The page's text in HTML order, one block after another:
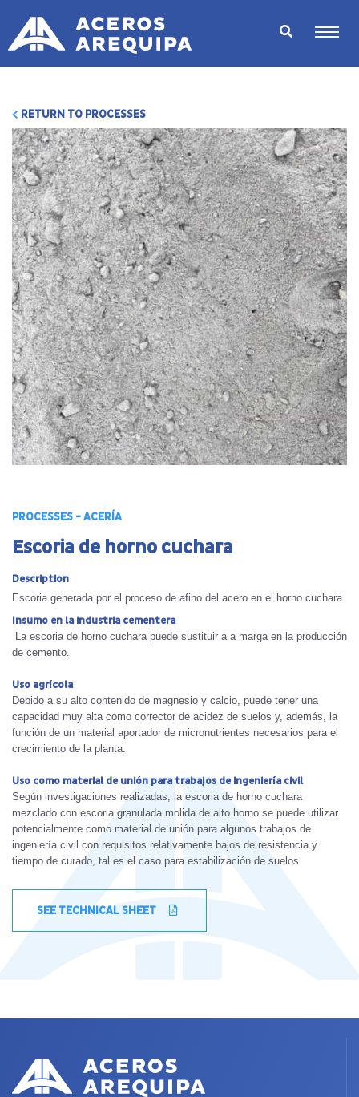
RETURN TO PROCESSES
PROCESSES - ACERÍA
Escoria de horno cuchara
Description
Escoria generada por el proceso de afino del acero en el horno cuchara.
Insumo en la industria cementera
La escoria de horno cuchara puede sustituir a a marga en la producción
de cemento.
Uso agrícola
Debido a su alto contenido de magnesio y calcio, puede tener una
capacidad muy alta como corrector de acidez de suelos y, además, la
función de un material aportador de micronutrientes necesarios para el
crecimiento de la planta.
Uso como material de unión para trabajos de ingeniería civil
Según investigaciones realizadas, la escoria de horno cuchara
mezclado con escoria granulada molida de alto horno se puede utilizar
potencialmente como material de unión para algunos trabajos de
ingeniería civil con requisitos relativamente bajos de resistencia y
tiempo de curado, tal es el caso para estabilización de suelos.
SEE TECHNICAL SHEET